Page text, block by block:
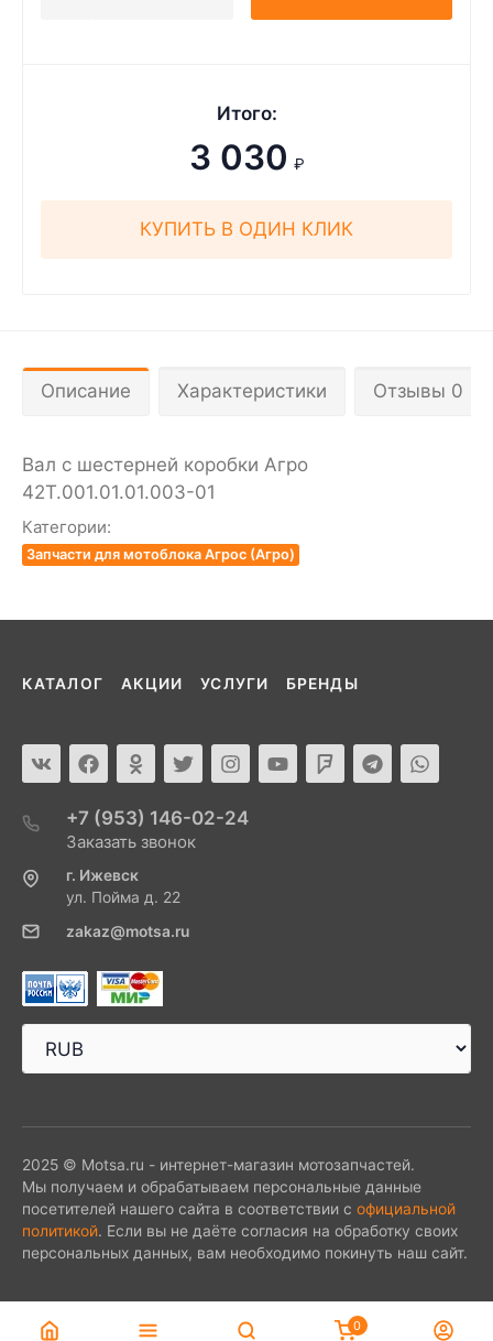
Итого:
3 030 ₽
КУПИТЬ В ОДИН КЛИК
Описание Характеристики Отзывы 0
Вал с шестерней коробки Агро
42Т.001.01.01.003-01
Категории:
Запчасти для мотоблока Агрос (Агро)
КАТАЛОГ АКЦИИ УСЛУГИ БРЕНДЫ
+7 (953) 146-02-24
Заказать звонок
г. Ижевск
ул. Пойма д. 22
zakaz@motsa.ru
2025 © Motsa.ru - интернет-магазин мотозапчастей.
Мы получаем и обрабатываем персональные данные
посетителей нашего сайта в соответствии с официальной
политикой. Если вы не даёте согласия на обработку своих
персональных данных, вам необходимо покинуть наш сайт.
0